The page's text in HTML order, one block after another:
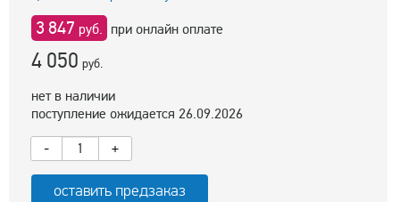
3 847 руб. при онлайн оплате
4 050 руб.
нет в наличии
поступление ожидается 26.09.2026
-
+
оставить предзаказ